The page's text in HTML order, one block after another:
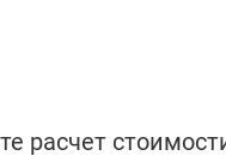
расчет